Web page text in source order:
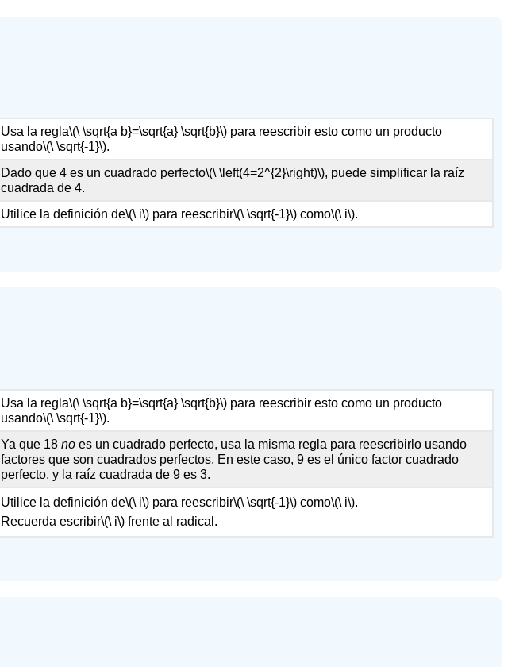
Usa la regla\(\ \sqrt{a b}=\sqrt{a} \sqrt{b}\) para reescribir esto como un producto
usando\(\ \sqrt{-1}\).
Dado que 4 es un cuadrado perfecto\(\ \left(4=2^{2}\right)\), puede simplificar la raíz
cuadrada de 4.
Utilice la definición de\(\ i\) para reescribir\(\ \sqrt{-1}\) como\(\ i\).
Usa la regla\(\ \sqrt{a b}=\sqrt{a} \sqrt{b}\) para reescribir esto como un producto
usando\(\ \sqrt{-1}\).
Ya que 18no es un cuadrado perfecto, usa la misma regla para reescribirlo usando
factores que son cuadrados perfectos. En este caso, 9 es el único factor cuadrado
perfecto, y la raíz cuadrada de 9 es 3.
Utilice la definición de\(\ i\) para reescribir\(\ \sqrt{-1}\) como\(\ i\).
Recuerda escribir\(\ i\) frente al radical.